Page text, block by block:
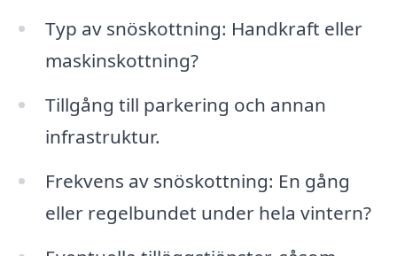
Typ av snöskottning: Handkraft eller
maskinskottning?
Tillgång till parkering och annan
infrastruktur.
Frekvens av snöskottning: En gång
eller regelbundet under hela vintern?